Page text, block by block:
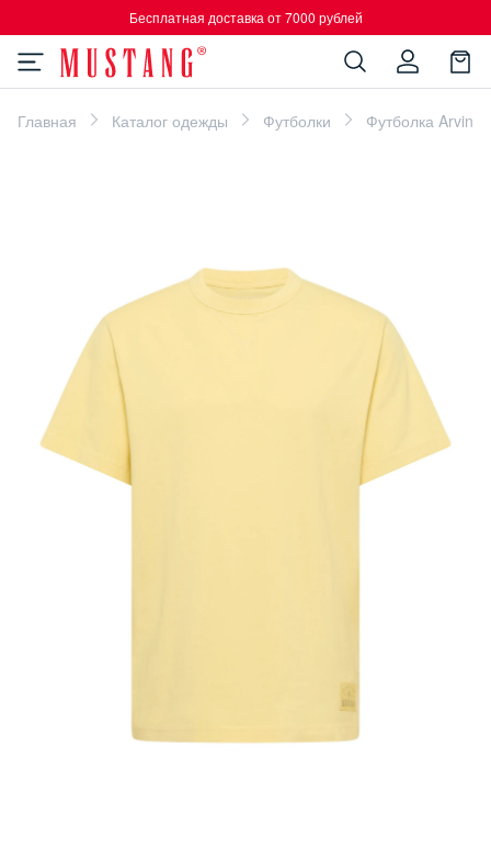
Бесплатная доставка от 7000 рублей
Главная Каталог одежды Футболки Футболка Arvin